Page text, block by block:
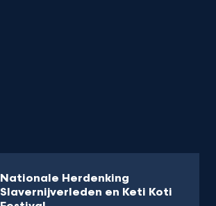
Nationale Herdenking
Slavernijverleden en Keti Koti